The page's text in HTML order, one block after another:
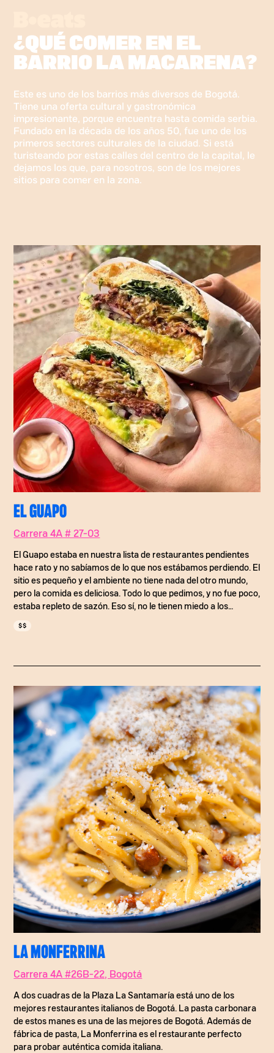
¿QUÉ COMER EN EL
BARRIO LA MACARENA?
Este es uno de los barrios más diversos de Bogotá.
Tiene una oferta cultural y gastronómica
impresionante, porque encuentra hasta comida serbia.
Fundado en la década de los años 50, fue uno de los
primeros sectores culturales de la ciudad. Si está
turisteando por estas calles del centro de la capital, le
dejamos los que, para nosotros, son de los mejores
sitios para comer en la zona.
EL GUAPO
Carrera 4A # 27-03
El Guapo estaba en nuestra lista de restaurantes pendientes
hace rato y no sabíamos de lo que nos estábamos perdiendo. El
sitio es pequeño y el ambiente no tiene nada del otro mundo,
pero la comida es deliciosa. Todo lo que pedimos, y no fue poco,
estaba repleto de sazón. Eso sí, no le tienen miedo a los
$$
LA MONFERRINA
Carrera 4A #26B-22, Bogotá
A dos cuadras de la Plaza La Santamaría está uno de los
mejores restaurantes italianos de Bogotá. La pasta carbonara
de estos manes es una de las mejores de Bogotá. Además de
fábrica de pasta, La Monferrina es el restaurante perfecto
para probar auténtica comida italiana.